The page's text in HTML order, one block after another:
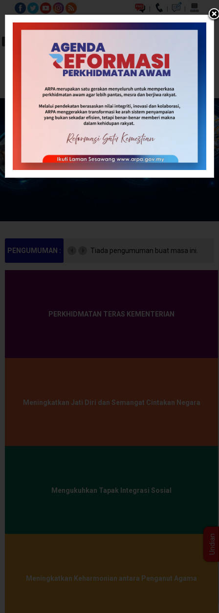
| | |
A- A A+ BM EN
PENGUMUMAN : Tiada pengumuman buat masa ini.
PERKHIDMATAN TERAS KEMENTERIAN
Meningkatkan Jati Diri dan Semangat Cintakan Negara
Mengukuhkan Tapak Integrasi Sosial
Meningkatkan Keharmonian antara Penganut Agama
Undian